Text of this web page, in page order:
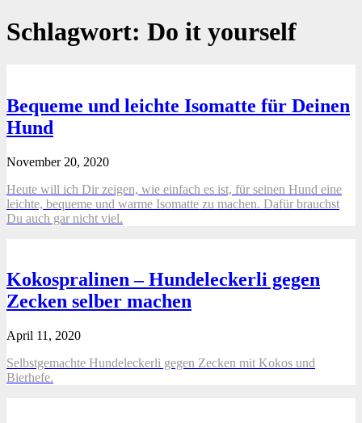
Schlagwort: Do it yourself
Bequeme und leichte Isomatte für Deinen
Hund
November 20, 2020
Heute will ich Dir zeigen, wie einfach es ist, für seinen Hund eine
leichte, bequeme und warme Isomatte zu machen. Dafür brauchst
Du auch gar nicht viel.
Kokospralinen – Hundeleckerli gegen
Zecken selber machen
April 11, 2020
Selbstgemachte Hundeleckerli gegen Zecken mit Kokos und
Bierhefe.